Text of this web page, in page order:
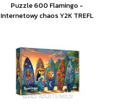
Puzzle 600 Flamingo -
Internetowy chaos Y2K TREFL